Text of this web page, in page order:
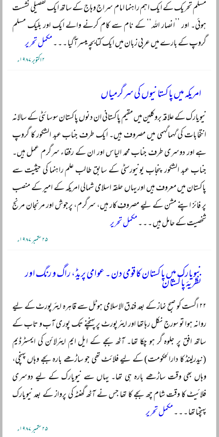
مسلم تحریک کے ایک اہم راہنما امام سراج وہاج کے ساتھ ایک تفصیلی نشست
ہوئی۔ اور ’’انصار اللہ‘‘ کے نام سے کام کرنے والے ایک اور بلیک مسلم
گروپ کے بارے میں عربی زبان میں ایک کتابچہ میسر آگیا ۔ ۔ ۔ مکمل تحریر
۲ اکتوبر ۱۹۸۷ء
امریکہ میں پاکستانیوں کی سرگرمیاں
نیویارک کے علاقہ بروکلین میں مقیم پاکستانی ان دنوں پاکستان سوسائٹی کے سالانہ
انتخابات کی گہماگہمی میں مصروف ہیں۔ ایک طرف جناب عبد الشکور کا گروپ
ہے اور دوسری طرف جناب محمد الیاس اور ان کے رفقاء سرگرم عمل ہیں۔
جناب عبد الشکور پنجاب یونیورسٹی کے سابق طالب علم راہنما کی حیثیت سے
پاکستان میں معروف ہیں اور یہاں حلقہ اسلامی شمالی امریکہ کے امیر کے منصب
پر فائز اپنے مشن کے لیے مصروفِ کار ہیں، سرگرم، پرجوش اور مرنجان مرنج
شخصیت کے حامل ہیں ۔ ۔ ۔ مکمل تحریر
۲۵ ستمبر ۱۹۸۷ء
نیویارک میں پاکستان کا قومی دن ۔ عوامی پریڈ، راگ و رنگ اور
نظریۂ پاکستان
۲۲ اگست کو صبح نماز کے بعد فندق الاسلامی ہوٹل سے قاہرہ ایئرپورٹ کے لیے
روانہ ہوا تو سورج نکل رہا تھا اور ایئرپورٹ پر پہنچنے تک پوری آب و تاب کے
ساتھ افق پر جلوہ گر ہو چکا تھا۔ آٹھ بجے کے ایل ایم ایئرلائن کی ایمسٹرڈیم
(نیدرلینڈ کا دارالحکومت) کے لیے فلائٹ تھی جو ساڑھے بارہ بجے وہاں پہنچی،
وہاں بھی وقت ساڑھے بارہ ہی تھا۔ یہاں سے نیویارک کے لیے دوسری
فلائیٹ کا وقت شام چھ بجے کا تھا جس نے آٹھ گھنٹہ کی پرواز کے بعد نیویارک
پہنچنا تھا ۔ ۔ ۔ مکمل تحریر
۲۵ ستمبر ۱۹۸۷ء